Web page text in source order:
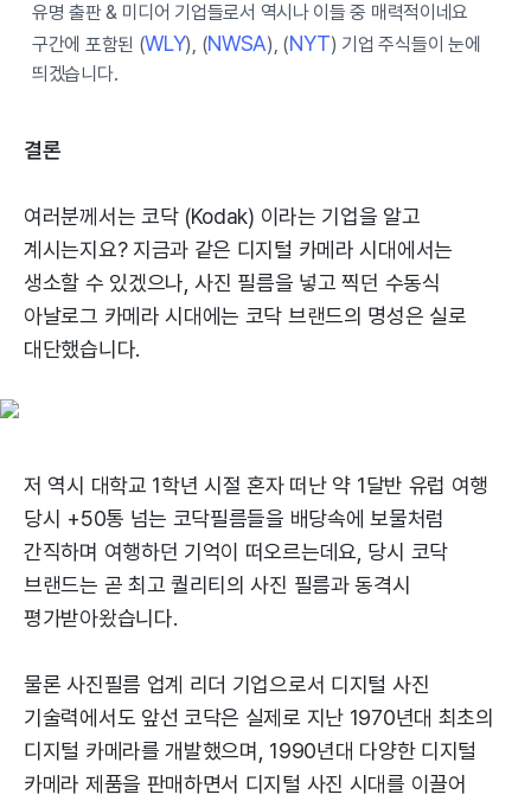
유명 출판 & 미디어 기업들로서 역시나 이들 중 매력적이네요
구간에 포함된 (WLY), (NWSA), (NYT) 기업 주식들이 눈에
띄겠습니다.
결론
여러분께서는 코닥 (Kodak) 이라는 기업을 알고
계시는지요? 지금과 같은 디지털 카메라 시대에서는
생소할 수 있겠으나, 사진 필름을 넣고 찍던 수동식
아날로그 카메라 시대에는 코닥 브랜드의 명성은 실로
대단했습니다.
저 역시 대학교 1학년 시절 혼자 떠난 약 1달반 유럽 여행
당시 +50통 넘는 코닥필름들을 배당속에 보물처럼
간직하며 여행하던 기억이 떠오르는데요, 당시 코닥
브랜드는 곧 최고 퀄리티의 사진 필름과 동격시
평가받아왔습니다.
물론 사진필름 업계 리더 기업으로서 디지털 사진
기술력에서도 앞선 코닥은 실제로 지난 1970년대 최초의
디지털 카메라를 개발했으며, 1990년대 다양한 디지털
카메라 제품을 판매하면서 디지털 사진 시대를 이끌어